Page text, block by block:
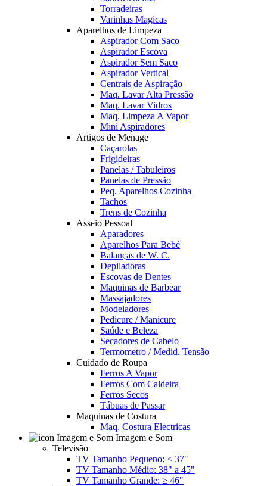
Torradeiras
Varinhas Magicas
Aparelhos de Limpeza
Aspirador Com Saco
Aspirador Escova
Aspirador Sem Saco
Aspirador Vertical
Centrais de Aspiração
Maq. Lavar Alta Pressão
Maq. Lavar Vidros
Maq. Limpeza A Vapor
Mini Aspiradores
Artigos de Menage
Caçarolas
Frigideiras
Panelas / Tabuleiros
Panelas de Pressão
Peq. Aparelhos Cozinha
Tachos
Trens de Cozinha
Asseio Pessoal
Aparadores
Aparelhos Para Bebé
Balanças de W. C.
Depiladoras
Escovas de Dentes
Maquinas de Barbear
Massajadores
Modeladores
Pedicure / Manicure
Saúde e Beleza
Secadores de Cabelo
Termometro / Medid. Tensão
Cuidado de Roupa
Ferros A Vapor
Ferros Com Caldeira
Ferros Secos
Tábuas de Passar
Maquinas de Costura
Maq. Costura Electricas
Imagem e Som
Televisão
TV Tamanho Pequeno: ≤ 37"
TV Tamanho Médio: 38" a 45"
TV Tamanho Grande: ≥ 46"